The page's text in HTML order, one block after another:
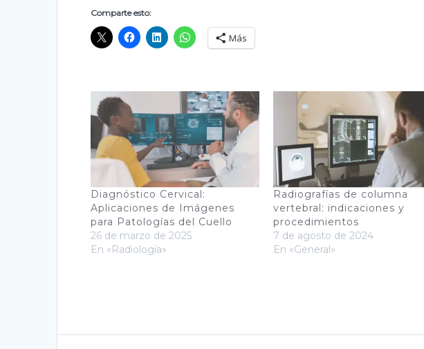
Comparte esto:
Más
Diagnóstico Cervical:
Aplicaciones de Imágenes
para Patologías del Cuello
26 de marzo de 2025
En «Radiología»
Radiografías de columna
vertebral: indicaciones y
procedimientos
7 de agosto de 2024
En «General»